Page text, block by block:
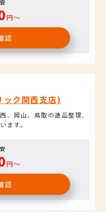
円〜
認
ック関西支店)
、岡山、鳥取の遺品整理、
ます。
円〜
認